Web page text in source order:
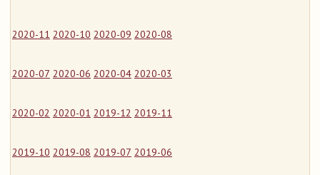
2020-11 2020-10 2020-09 2020-08
2020-07 2020-06 2020-04 2020-03
2020-02 2020-01 2019-12 2019-11
2019-10 2019-08 2019-07 2019-06